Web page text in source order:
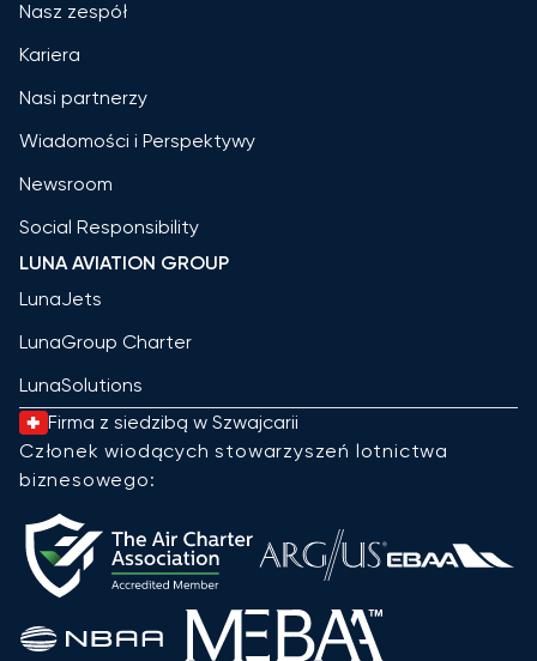
Nasz zespół
Kariera
Nasi partnerzy
Wiadomości i Perspektywy
Newsroom
Social Responsibility
LUNA AVIATION GROUP
LunaJets
LunaGroup Charter
LunaSolutions
Firma z siedzibą w Szwajcarii
Członek wiodących stowarzyszeń lotnictwa
biznesowego: